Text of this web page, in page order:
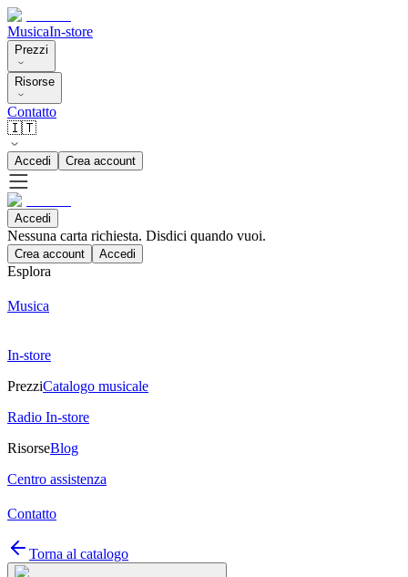
MusicaIn-store
Prezzi
Risorse
Contatto
🇮🇹
Accedi Crea account
Accedi
Nessuna carta richiesta. Disdici quando vuoi.
Crea account Accedi
Esplora
Musica
In-store
PrezziCatalogo musicale
Radio In-store
RisorseBlog
Centro assistenza
Contatto
Torna al catalogo